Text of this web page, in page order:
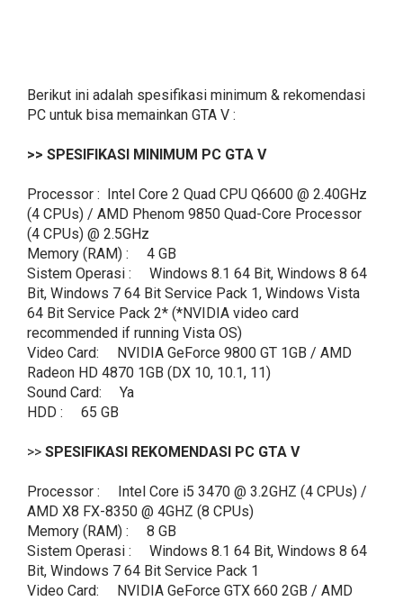
Berikut ini adalah spesifikasi minimum & rekomendasi
PC untuk bisa memainkan GTA V :
>> SPESIFIKASI MINIMUM PC GTA V
Processor : Intel Core 2 Quad CPU Q6600 @ 2.40GHz
(4 CPUs) / AMD Phenom 9850 Quad-Core Processor
(4 CPUs) @ 2.5GHz
Memory (RAM) : 4 GB
Sistem Operasi : Windows 8.1 64 Bit, Windows 8 64
Bit, Windows 7 64 Bit Service Pack 1, Windows Vista
64 Bit Service Pack 2* (*NVIDIA video card
recommended if running Vista OS)
Video Card: NVIDIA GeForce 9800 GT 1GB / AMD
Radeon HD 4870 1GB (DX 10, 10.1, 11)
Sound Card: Ya
HDD : 65 GB
>> SPESIFIKASI REKOMENDASI PC GTA V
Processor : Intel Core i5 3470 @ 3.2GHZ (4 CPUs) /
AMD X8 FX-8350 @ 4GHZ (8 CPUs)
Memory (RAM) : 8 GB
Sistem Operasi : Windows 8.1 64 Bit, Windows 8 64
Bit, Windows 7 64 Bit Service Pack 1
Video Card: NVIDIA GeForce GTX 660 2GB / AMD